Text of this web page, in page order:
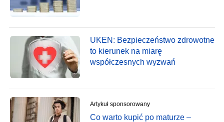
UKEN: Bezpieczeństwo zdrowotne
to kierunek na miarę
współczesnych wyzwań
Artykuł sponsorowany
Co warto kupić po maturze –